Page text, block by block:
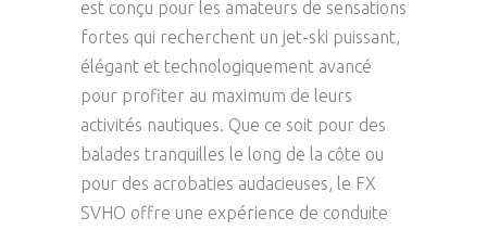
est conçu pour les amateurs de sensations
fortes qui recherchent un jet-ski puissant,
élégant et technologiquement avancé
pour profiter au maximum de leurs
activités nautiques. Que ce soit pour des
balades tranquilles le long de la côte ou
pour des acrobaties audacieuses, le FX
SVHO offre une expérience de conduite